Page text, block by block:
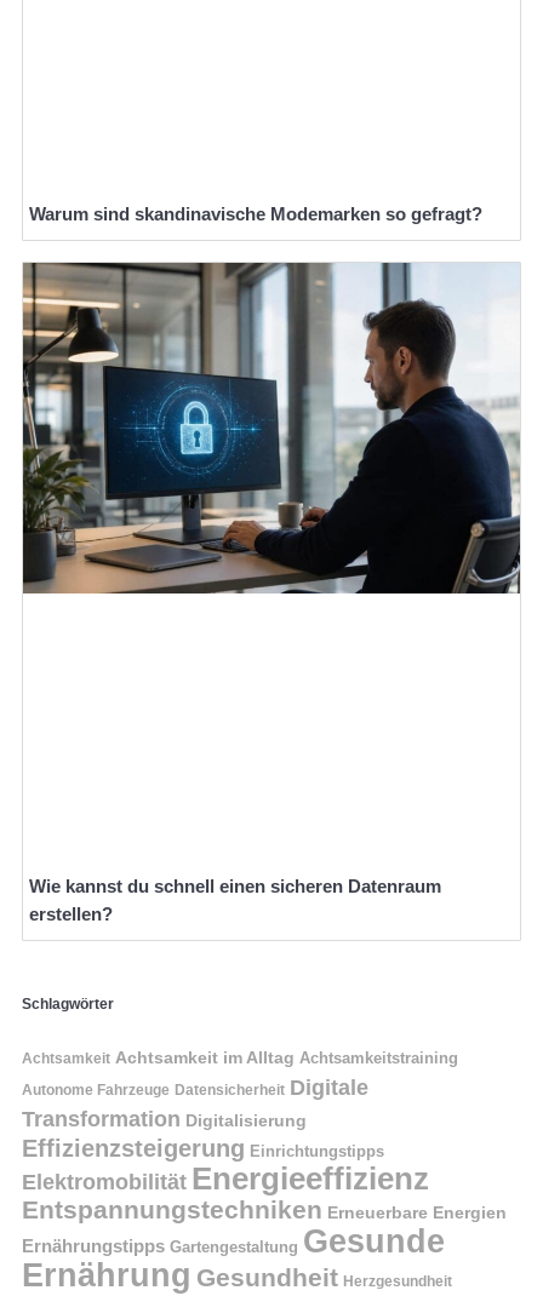
Warum sind skandinavische Modemarken so gefragt?
Wie kannst du schnell einen sicheren Datenraum
erstellen?
Schlagwörter
Achtsamkeit Achtsamkeit im Alltag Achtsamkeitstraining
Autonome Fahrzeuge Datensicherheit Digitale
Transformation Digitalisierung
Effizienzsteigerung Einrichtungstipps
Elektromobilität Energieeffizienz
Entspannungstechniken Erneuerbare Energien
Ernährungstipps Gartengestaltung Gesunde
Ernährung Gesundheit Herzgesundheit